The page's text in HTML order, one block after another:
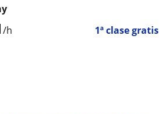
/h 1ª clase gratis